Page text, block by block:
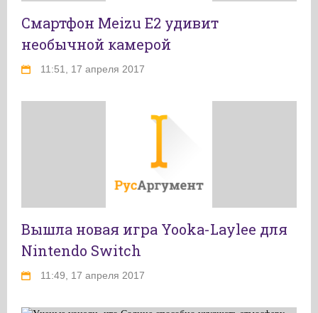
Мнения
Смартфон Meizu E2 удивит
необычной камерой
11:51, 17 апреля 2017
Вышла новая игра Yooka-Laylee для
Nintendo Switch
11:49, 17 апреля 2017